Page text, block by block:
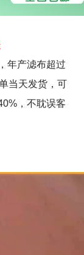
年产滤布超过
当天发货，可
，不耽误客